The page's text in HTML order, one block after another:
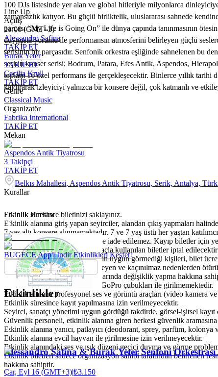
100 DJs listesinde yer alan ve global hitleriyle milyonlarca
zamansızlık katıyor. Bu güçlü birliktelik, uluslararası sahnede
parçası “My Life is Going On” ile dünya çapında tanınmasının
duygusal yorumu ile performansın atmosferini belirleyen güçlü
serisinin bir parçasıdır. Senfonik orkestra eşliğinde sahnelenen
seçkin konser serisi; Bodrum, Patara, Efes Antik, Aspendos,
toplam 16 özel performans ile gerçekleşecektir. Binlerce yıllık tarihi
kaldırarak izleyiciyi yalnızca bir konsere değil, çok katmanlı ve
Line Up
Açılış
21:00 (GMT+3)
Alessandro Safina
TAKİP ET
Burak Yeter
TAKİP ET
Cecilia Krull
TAKİP ET
Genre
Classical Music
Organizatör
Fabrika International
TAKİP ET
Mekan
Aspendos Antik Tiyatrosu
3 Takipçi
TAKİP ET
Belkıs Mahallesi, Aspendos Antik Tiyatrosu, Serik, Antalya,
Kurallar
Etkinlik süresince biletinizi saklayınız.
Etkinlik alanına giriş yapan seyirciler, alandan çıkış yapmaları
7 yaş altı konsere alınmamaktadır. 7 ve 7 yaş üstü her yaştan
Etkinlik biletleri devredilemez ve iade edilemez. Kayıp biletler için
amaçlarda kullanılamaz. Bu amaçla kullanılan biletler iptal edilecektir
Organizasyon şirketi, etkinlik için uygun görmediği kişileri, bilet
Organizasyon şirketi, öngörülmeyen ve kaçınılmaz nedenlerden
Organizasyon şirketi, bilet fiyatlarında değişiklik yapma hakkına
Etkinlik alanına Selfie Stick ve GoPro çubukları ile girilmemektedir.
Etkinlik alanına profesyonel ses ve görüntü araçları (video kamera
Etkinlik süresince kayıt yapılmasına izin verilmeyecektir.
Seyirci, sanatçı yönetimi uygun gördüğü takdirde, görsel-işitsel
Güvenlik personeli, etkinlik alanına giren herkesi güvenlik aramasına
Etkinlik alanına yanıcı, patlayıcı (deodorant, sprey, parfüm,
Etkinlik alanına evcil hayvan ile girilmesine izin verilmeyecektir.
Etkinlik alanındaki ses ve ışık düzeni geçici duyma ve görme
Etkinlik biletleri sadece organizasyon sahibi tarafından belirlenen
hakkına sahiptir.
Etkinlik Haritası
BUGECE App'i İndir Etkinlikleri Keşfet!
Etkinlikler
Alessandro Safina & Burak Yeter Senfoni
Çar, Eyl 16 (GMT+3)|₺3.150